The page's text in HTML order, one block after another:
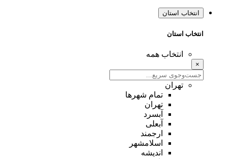
انتخاب استان
انتخاب استان
انتخاب همه
×
تهران
تمام شهر‌ها
تهران
آبسرد
آبعلی
ارجمند
اسلامشهر
اندیشه